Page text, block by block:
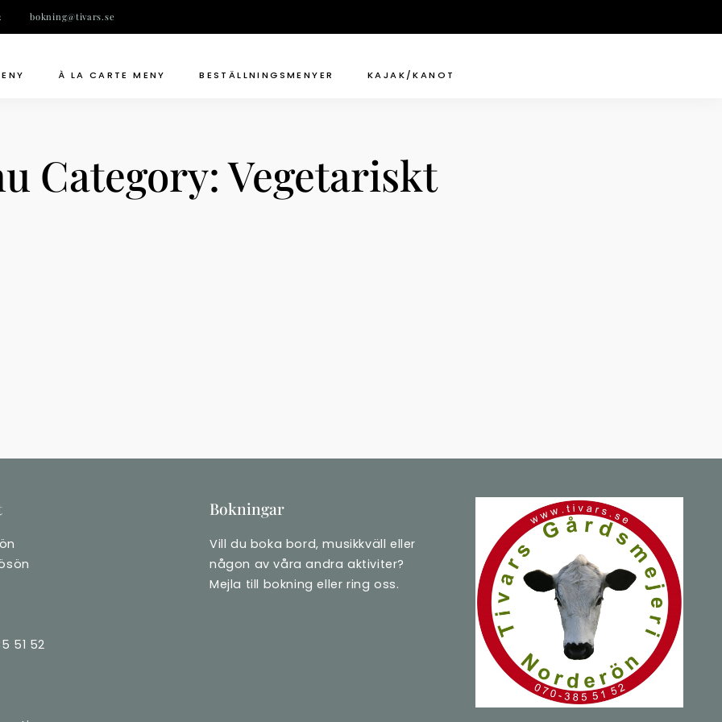
bokning@tivars.se
À LA CARTE MENY BESTÄLLNINGSMENYER KAJAK/KANOT
Category:Vegetariskt
51 52
Bokningar
Vill du boka bord, musikkväll eller
någon av våra andra aktiviter?
Mejla till bokning eller ring oss.